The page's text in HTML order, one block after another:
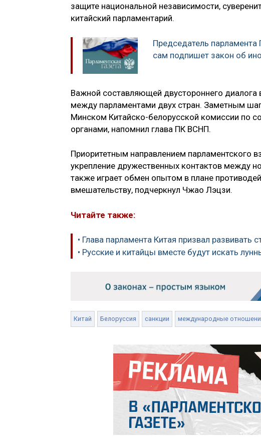
защите национальной независимости,
китайский парламентарий.
Председатель парламента
сам подпишет закон об
Важной составляющей двустороннего
между парламентами двух стран. Заметным
Минском Китайско-белорусской комиссии по
органами, напомнил глава ПК ВСНП.
Приоритетным направлением парламентского
укрепление дружественных контактов между
также играет обмен опытом в плане
вмешательству, подчеркнул Чжао Лэцзи.
Читайте также:
• Глава парламента Китая призвал развивать
• Русские и китайцы вместе будут искать
Китай Белоруссия санкции международные